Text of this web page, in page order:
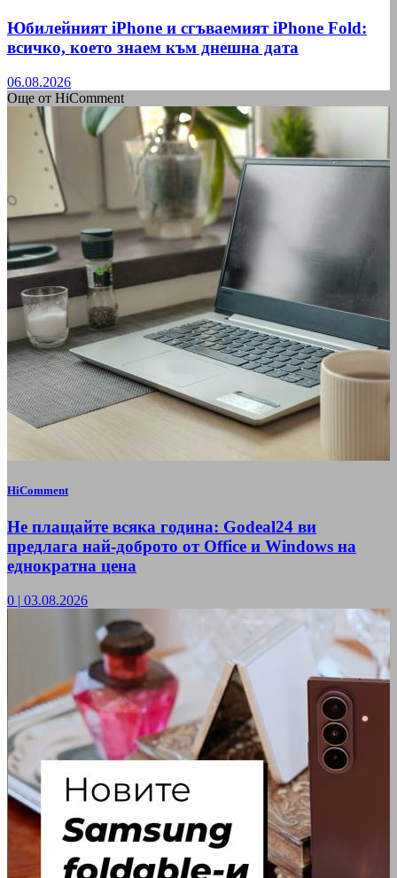
Юбилейният iPhone и сгъваемият iPhone Fold:
всичко, което знаем към днешна дата
06.08.2026
Още от HiComment
HiComment
Не плащайте всяка година: Godeal24 ви
предлага най-доброто от Office и Windows на
еднократна цена
0 | 03.08.2026